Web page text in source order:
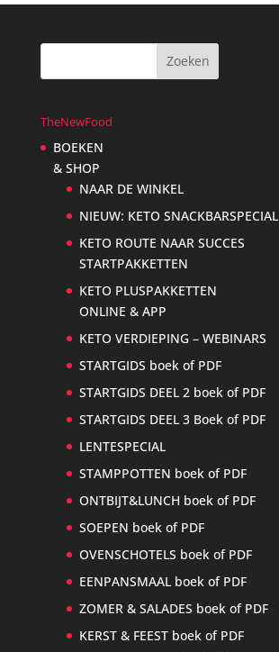
TheNewFood
BOEKEN
& SHOP
NAAR DE WINKEL
NIEUW: KETO SNACKBARSPECIAL
KETO ROUTE NAAR SUCCES
STARTPAKKETTEN
KETO PLUSPAKKETTEN
ONLINE & APP
KETO VERDIEPING – WEBINARS
STARTGIDS boek of PDF
STARTGIDS DEEL 2 boek of PDF
STARTGIDS DEEL 3 Boek of PDF
LENTESPECIAL
STAMPPOTTEN boek of PDF
ONTBIJT&LUNCH boek of PDF
SOEPEN boek of PDF
OVENSCHOTELS boek of PDF
EENPANSMAAL boek of PDF
ZOMER & SALADES boek of PDF
KERST & FEEST boek of PDF